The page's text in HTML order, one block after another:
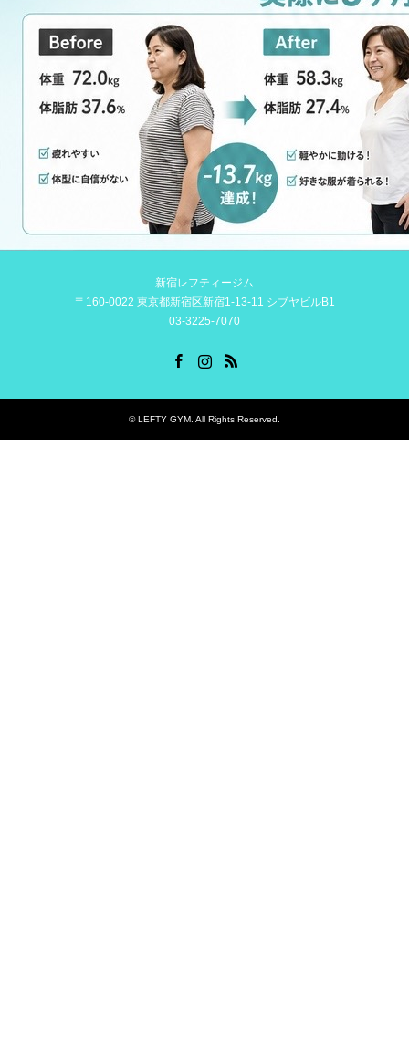
新宿レフティージム
〒160-0022 東京都新宿区新宿1-13-11 シブヤビルB1
03-3225-7070
©LEFTY GYM . All Rights Reserved.